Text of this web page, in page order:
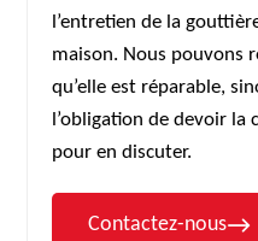
l’entretien de la
maison. Nous pouvons
qu’elle est réparable,
l’obligation de devoir la
pour en discuter.
Contactez-nous